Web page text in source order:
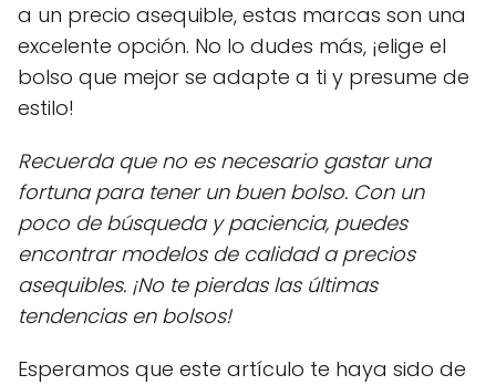
a un precio asequible, estas marcas son una
excelente opción. No lo dudes más, ¡elige el
bolso que mejor se adapte a ti y presume de
estilo!
Recuerda que no es necesario gastar una
fortuna para tener un buen bolso. Con un
poco de búsqueda y paciencia, puedes
encontrar modelos de calidad a precios
asequibles. ¡No te pierdas las últimas
tendencias en bolsos!
Esperamos que este artículo te haya sido de